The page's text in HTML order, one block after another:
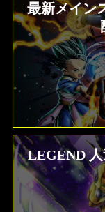
最新メインストーリー「第19部4章(8/5)」
LEGEND 人造人間17号＆ゴールデンフリ